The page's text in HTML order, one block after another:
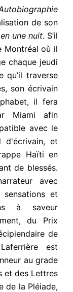
de son
une nuit. S’il
Montréal où il
chaque jeudi
qu’il traverse
son écrivain
il fera
Miami afin
avec le
d'écrivain, et
Haïti en
de blessés.
avec
sensations et
à saveur
du Prix
de
est
au grade
et des Lettres
de la Pléiade,